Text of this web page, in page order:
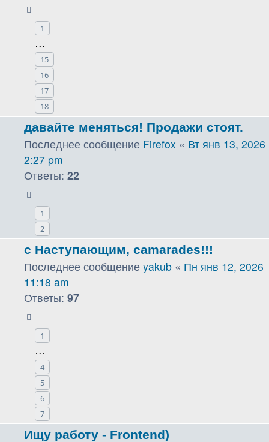
1
…
15
16
17
18
давайте меняться! Продажи стоят.
Последнее сообщение Firefox « Вт янв 13, 2026
2:27 pm
Ответы: 22
1
2
с Наступающим, camarades!!!
Последнее сообщение yakub « Пн янв 12, 2026
11:18 am
Ответы: 97
1
…
4
5
6
7
Ищу работу - Frontend)